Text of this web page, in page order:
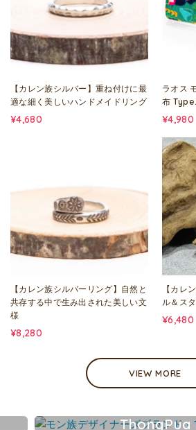
【カレン族シルバー】重ね付けに最
適な細く美しいハンドメイドリング
¥4,680
ラオス
布
¥4,980
【カレン族シルバーリング】自然と
共存する中で生み出された美しい文
様
¥8,280
【カレ
ル＆ス
¥6,480
VIEW MORE
ThongPua